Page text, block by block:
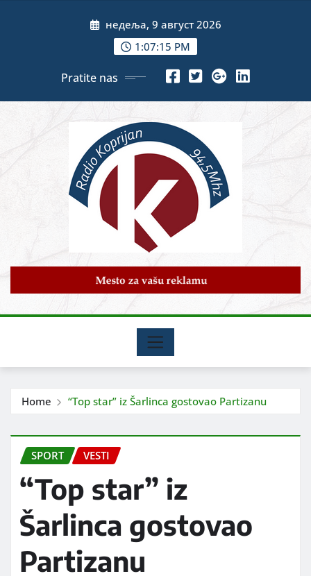
недеља, 9 август 2026
1:07:16 PM
Pratite nas
Home “Top star” iz Šarlinca gostovao Partizanu
SPORT VESTI
“Top star” iz
Šarlinca gostovao
Partizanu